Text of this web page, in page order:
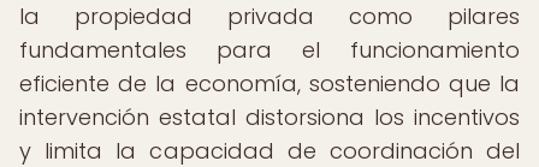
la propiedad privada como pilares
fundamentales para el funcionamiento
eficiente de la economía, sosteniendo que la
intervención estatal distorsiona los incentivos
y limita la capacidad de coordinación del